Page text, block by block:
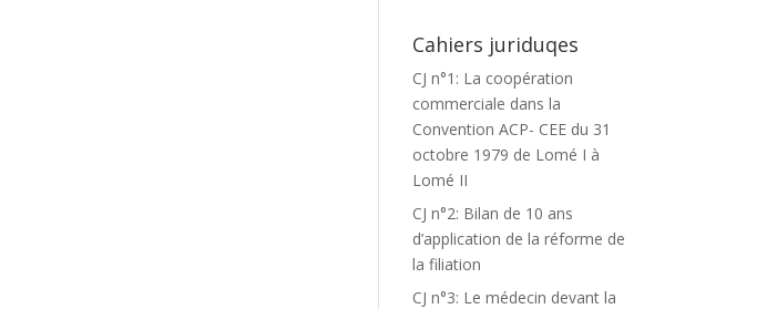
Cahiers juriduqes
CJ n°1: La coopération
commerciale dans la
Convention ACP- CEE du 31
octobre 1979 de Lomé I à
Lomé II
CJ n°2: Bilan de 10 ans
d’application de la réforme de
la filiation
CJ n°3: Le médecin devant la